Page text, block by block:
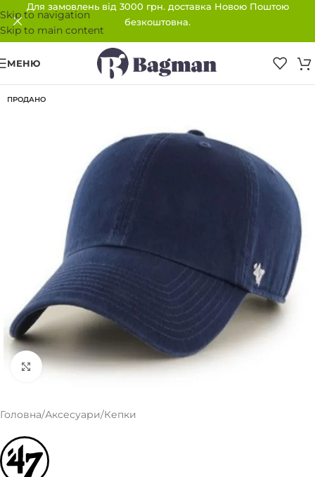
Skip to navigation
Skip to main content
Для замовлень від 3000 грн. доставка Новою Поштою
безкоштовна.
МЕНЮ
ПРОДАНО
Клацніть, щоб збільшити
Головна/Аксесуари/Кепки